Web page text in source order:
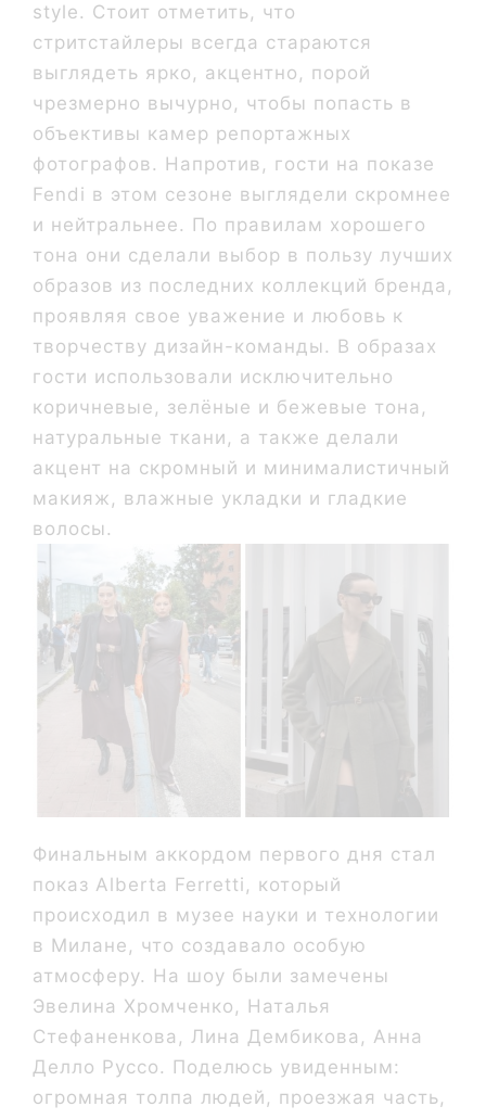
style. Стоит отметить, что
стритстайлеры всегда стараются
выглядеть ярко, акцентно, порой
чрезмерно вычурно, чтобы попасть в
объективы камер репортажных
фотографов. Напротив, гости на показе
Fendi в этом сезоне выглядели скромнее
и нейтральнее. По правилам хорошего
тона они сделали выбор в пользу лучших
образов из последних коллекций бренда,
проявляя свое уважение и любовь к
творчеству дизайн-команды. В образах
гости использовали исключительно
коричневые, зелёные и бежевые тона,
натуральные ткани, а также делали
акцент на скромный и минималистичный
макияж, влажные укладки и гладкие
волосы.
Финальным аккордом первого дня стал
показ Alberta Ferretti, который
происходил в музее науки и технологии
в Милане, что создавало особую
атмосферу. На шоу были замечены
Эвелина Хромченко, Наталья
Стефаненкова, Лина Дембикова, Анна
Делло Руссо. Поделюсь увиденным:
огромная толпа людей, проезжая часть,